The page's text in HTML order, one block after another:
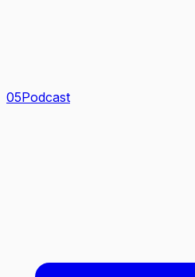
05Podcast